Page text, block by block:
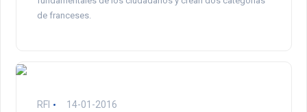
de franceses.
RFI 14-01-2016